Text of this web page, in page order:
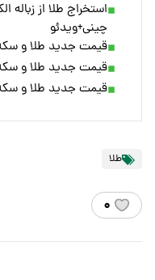
استخراج طلا از زباله‌
چینی+ویدئو
قیمت جدید طلا و سکه ۱۸ تیرماه
قیمت جدید طلا و سکه ۱۷ تیرماه
قیمت جدید طلا و سکه امروز ۱۶
طلا
۰